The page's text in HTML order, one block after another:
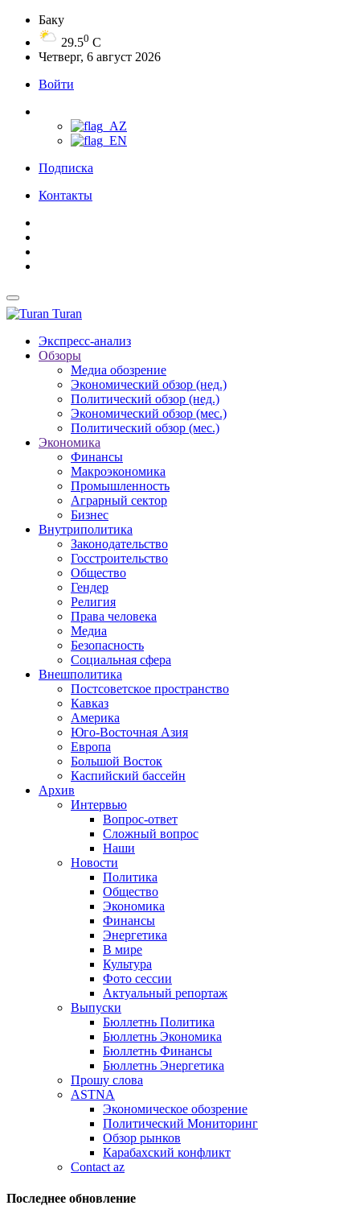
Баку
29.50 C
Четверг, 6 август 2026
Войти
Подписка
Контакты
Turan
Экспресс-анализ
Обзоры
Медиа обозрение
Экономический обзор (нед.)
Политический обзор (нед.)
Экономический обзор (мес.)
Политический обзор (мес.)
Экономика
Финансы
Макроэкономика
Промышленность
Аграрный сектор
Бизнес
Внутриполитика
Законодательство
Госстроительство
Общество
Гендер
Религия
Права человека
Медиа
Безопасность
Социальная сфера
Внешполитика
Постсоветское пространство
Кавказ
Америка
Юго-Восточная Азия
Европа
Большой Восток
Каспийский бассейн
Архив
Интервью
Вопрос-ответ
Сложный вопрос
Наши
Новости
Политика
Общество
Экономика
Финансы
Энергетика
В мире
Культура
Фото сессии
Актуальный репортаж
Выпуски
Бюллетнь Политика
Бюллетнь Экономика
Бюллетнь Финансы
Бюллетнь Энергетика
Прошу слова
ASTNA
Экономическое обозрение
Политический Мониторинг
Обзор рынков
Карабахский конфликт
Contact az
Последнее обновление